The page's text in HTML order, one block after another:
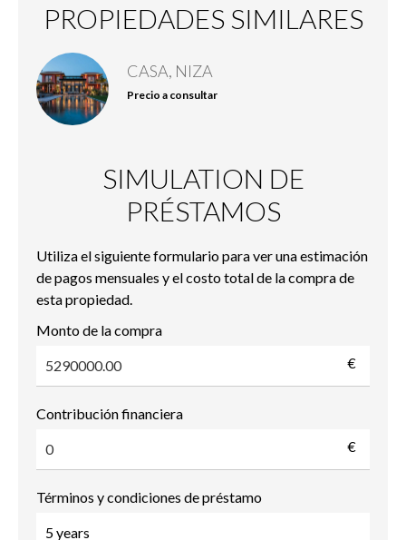
PROPIEDADES SIMILARES
CASA, NIZA
Precio a consultar
SIMULATION DE
PRÉSTAMOS
Utiliza el siguiente formulario para ver una estimación
de pagos mensuales y el costo total de la compra de
esta propiedad.
Monto de la compra
€
Contribución financiera
€
Términos y condiciones de préstamo